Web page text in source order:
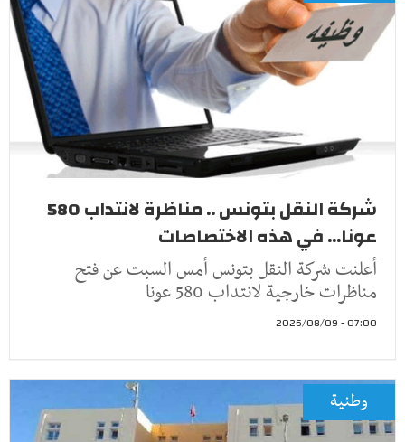
شركة النقل بتونس .. مناظرة لانتداب 580
عونا... في هذه الاختصاصات
أعلنت شركة النقل بتونس أمس السبت عن فتح
مناظرات خارجية لانتداب 580 عونا
07:00 - 2026/08/09
وطنية